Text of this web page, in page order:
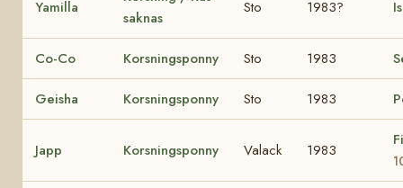
Yamilla
saknas
Sto 1983?
Co-Co Korsningsponny Sto 1983
Geisha Korsningsponny Sto 1983
Japp Korsningsponny Valack 1983